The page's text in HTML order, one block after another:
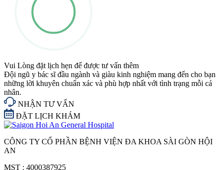
Vui Lòng đặt lịch hẹn để được tư vấn thêm
Đội ngũ y bác sĩ đầu ngành và giàu kinh nghiệm mang đến cho bạn
những lời khuyên chuẩn xác và phù hợp nhất với tình trạng mỗi cá
nhân.
NHẬN TƯ VẤN
ĐẶT LỊCH KHÁM
CÔNG TY CỔ PHẦN BỆNH VIỆN ĐA KHOA SÀI GÒN HỘI
AN
MST : 4000387925